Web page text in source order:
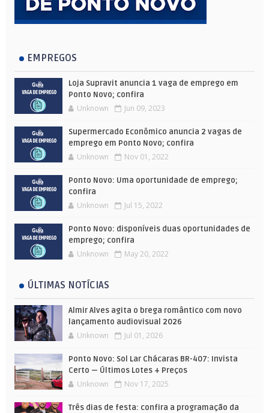
EMPREGOS
Loja Supravit anuncia 1 vaga de emprego em
Ponto Novo; confira
Unknown Jun 09, 2023
Supermercado Econômico anuncia 2 vagas de
emprego em Ponto Novo; confira
Unknown Nov 01, 2022
Ponto Novo: Uma oportunidade de emprego;
confira
Unknown Jul 15, 2022
Ponto Novo: disponíveis duas oportunidades de
emprego; confira
Unknown May 20, 2022
ÚLTIMAS NOTÍCIAS
Almir Alves agita o brega romântico com novo
lançamento audiovisual 2026
Unknown Jul 01, 2026
Ponto Novo: Sol Lar Chácaras BR-407: Invista
Certo — Últimos Lotes + Preços
Unknown Nov 17, 2025
Três dias de festa: confira a programação da